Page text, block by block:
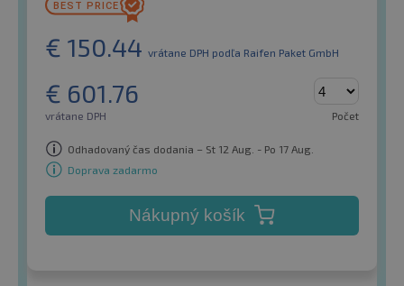
€ 150.44 vrátane DPH podľa Raifen Paket GmbH
€ 601.76
vrátane DPH Počet
Odhadovaný čas dodania – St 12 Aug. - Po 17 Aug.
Doprava zadarmo
Nákupný košík